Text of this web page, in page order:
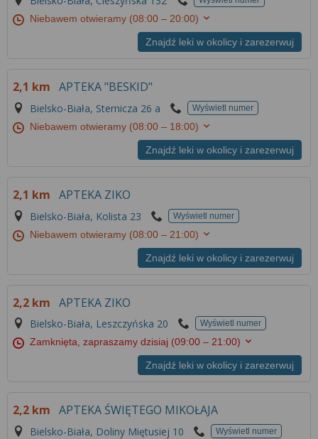
Niebawem otwieramy (08:00 – 20:00)
Znajdź leki w okolicy i zarezerwuj
2,1 km APTEKA "BESKID"
Bielsko-Biała, Sternicza 26 a Wyświetl numer
Niebawem otwieramy (08:00 – 18:00)
Znajdź leki w okolicy i zarezerwuj
2,1 km APTEKA ZIKO
Bielsko-Biała, Kolista 23 Wyświetl numer
Niebawem otwieramy (08:00 – 21:00)
Znajdź leki w okolicy i zarezerwuj
2,2 km APTEKA ZIKO
Bielsko-Biała, Leszczyńska 20 Wyświetl numer
Zamknięta, zapraszamy dzisiaj (09:00 – 21:00)
Znajdź leki w okolicy i zarezerwuj
2,2 km APTEKA ŚWIĘTEGO MIKOŁAJA
Bielsko-Biała, Doliny Miętusiej 10 Wyświetl numer